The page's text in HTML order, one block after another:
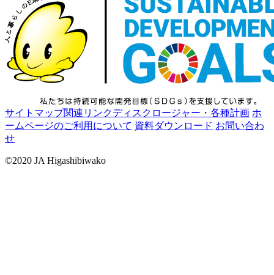
サイトマップ関連リンクディスクロージャー・各種計画 ホ
ームページのご利用について 資料ダウンロード お問い合わ
せ
©2020 JA Higashibiwako